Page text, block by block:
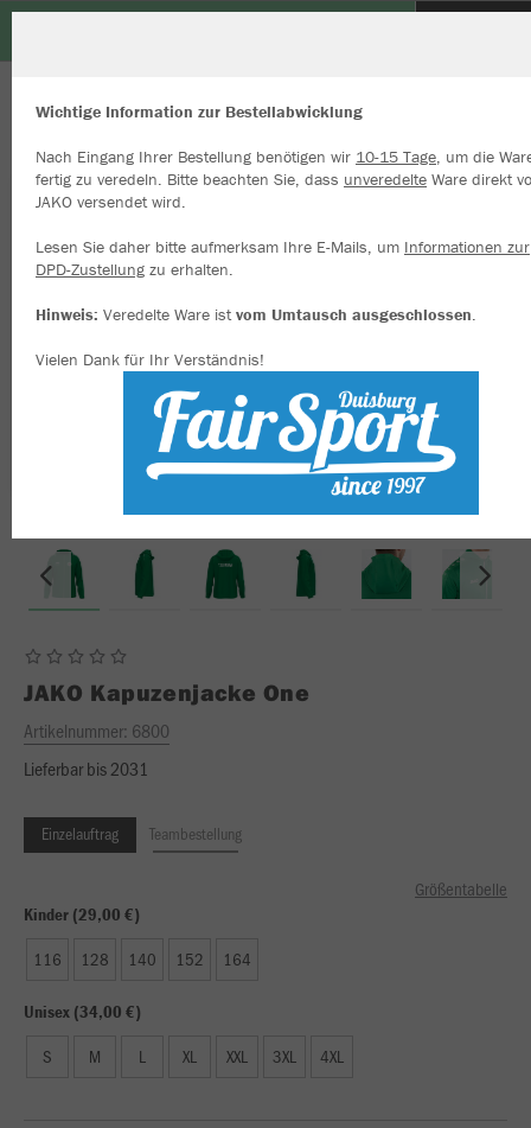
JAKO Kapuzenjacke One
Artikelnummer: 6800
Lieferbar bis 2031
Einzelauftrag Teambestellung
Größentabelle
Kinder (29,00 €)
116 128 140 152 164
Unisex (34,00 €)
S M L XL XXL 3XL 4XL
Wichtige Information zur Bestellabwicklung
Nach Eingang Ihrer Bestellung benötigen wir 10-15 Tage, um die
fertig zu veredeln. Bitte beachten Sie, dass unveredelte Ware direkt
JAKO versendet wird.
Lesen Sie daher bitte aufmerksam Ihre E-Mails, um Informationen zur
DPD-Zustellung zu erhalten.
Hinweis: Veredelte Ware istvom Umtausch ausgeschlossen.
Vielen Dank für Ihr Verständnis!
Wir verwenden Cookies
Inhalte anzeigen und unsere Website verbessern. Weitere
zu den Cookies findest Du in den Einstellungen.
Alle akzeptieren
Alle ablehnen
mehr Infos
Datenschutz
Impressum